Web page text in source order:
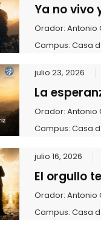
Ya no vivo
Orador:Antonio
Campus:Casa
julio 23, 2026
La
Orador:Antonio
Campus:Casa
julio 16, 2026
El orgullo
Orador:Antonio
Campus:Casa